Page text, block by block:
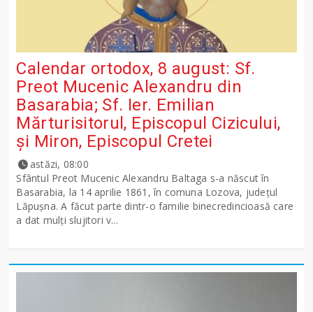
Calendar ortodox, 8 august: Sf.
Preot Mucenic Alexandru din
Basarabia; Sf. Ier. Emilian
Mărturisitorul, Episcopul Cizicului,
şi Miron, Episcopul Cretei
astăzi, 08:00
Sfântul Preot Mucenic Alexandru Baltaga s-a născut în
Basarabia, la 14 aprilie 1861, în comuna Lozova, județul
Lăpușna. A făcut parte dintr-o familie binecredincioasă care
a dat mulți slujitori v...